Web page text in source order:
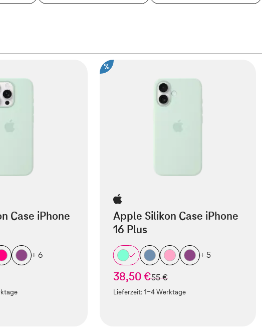
Case iPhone
+ 6
%
Apple Silikon Case iPhone
16 Plus
+ 5
38,50 €statt
55 €
Lieferzeit:1-4 Werktage